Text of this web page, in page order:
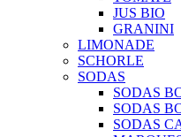
JUS BIO
GRANINI
LIMONADE
SCHORLE
SODAS
SODAS
SODAS
SODAS